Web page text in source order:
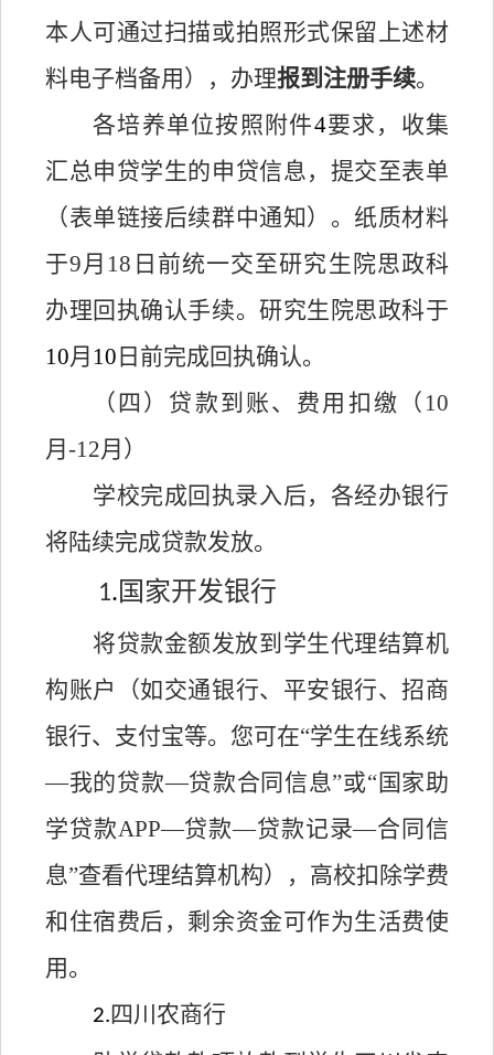
本人可通过扫描或拍照形式保留上述材
料电子档备用），办理报到注册手续。
各培养单位按照附件4要求，收集
汇总申贷学生的申贷信息，提交至表单
（表单链接后续群中通知） 。 纸质材料
于9月18日前统一交至研究生院思政科
办理回执确认手续。研究生院思政科于
10月 10 日前完成回执确认。
（四）贷款到账、费用扣缴（ 10
月-12月）
学校完成回执录入后，各经办银行
将陆续完成贷款发放。
1. 国家开发银行
将贷款金额发放到学生代理结算机
构账户（如交通银行、平安银行、招商
银行、支付宝等。 您可在“学生在线系统
—我的贷款—贷款合同信息”或“国家助
学贷款APP—贷款—贷款记录—合同信
息”查看代理结算机构），高校扣除学费
和住宿费后，剩余资金可作为生活费使
用。
2.四川农商行